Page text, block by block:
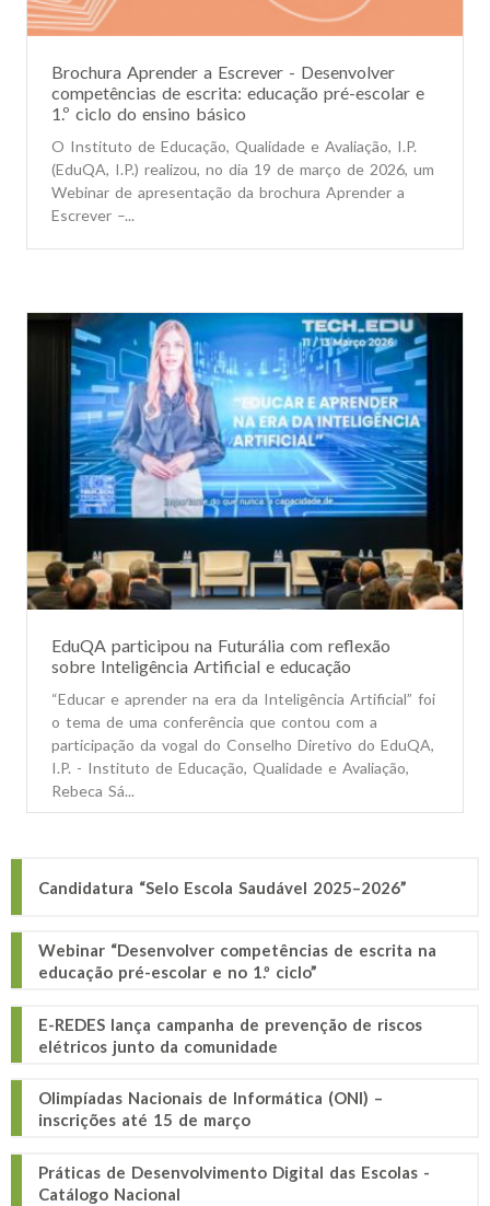
Brochura Aprender a Escrever - Desenvolver
competências de escrita: educação pré-escolar e
1.º ciclo do ensino básico
O Instituto de Educação, Qualidade e Avaliação, I.P.
(EduQA, I.P.) realizou, no dia 19 de março de 2026, um
Webinar de apresentação da brochura Aprender a
Escrever –...
EduQA participou na Futurália com reflexão
sobre Inteligência Artificial e educação
“Educar e aprender na era da Inteligência Artificial” foi
o tema de uma conferência que contou com a
participação da vogal do Conselho Diretivo do EduQA,
I.P. - Instituto de Educação, Qualidade e Avaliação,
Rebeca Sá...
Candidatura “Selo Escola Saudável 2025–2026”
Webinar “Desenvolver competências de escrita na
educação pré-escolar e no 1.º ciclo”
E-REDES lança campanha de prevenção de riscos
elétricos junto da comunidade
Olimpíadas Nacionais de Informática (ONI) –
inscrições até 15 de março
Práticas de Desenvolvimento Digital das Escolas -
Catálogo Nacional